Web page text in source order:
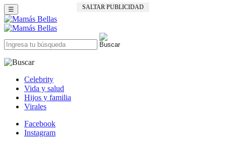
SALTAR PUBLICIDAD
☰
Celebrity
Vida y salud
Hijos y familia
Virales
Facebook
Instagram